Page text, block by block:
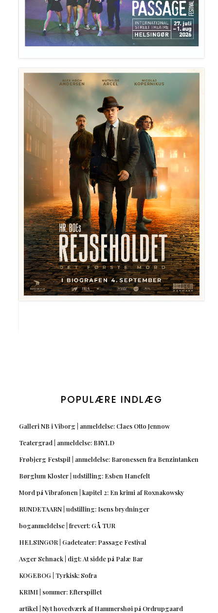
POPULÆRE INDLÆG
Galleri NB i Viborg | anmeldelse: Claes Otto Jennow
Teatergrad | anmeldelse: BRYLD
Frøbjerg Festspil | anmeldelse: Baronessen fra Benzintanken
Børglum Kloster | udstilling: Esben Hanefelt
Mord på Vibrafonen | kapitel 2: En krimi af Roxnakowsky
RUNDETAARN | udstilling: Isens brydninger
boganmeldelse | frevert: GÅ TUR
HELSINGØR | Gadeteater: Passage Festival
Asger Schnack | digt: At sidde på Palæ Bar
KOGEBOG | Tyrkisk: Sofra
KRIMI | sommer: Efterspillet
artikel | Nyt hovedværk af Hammershøi på Ordrupgaard